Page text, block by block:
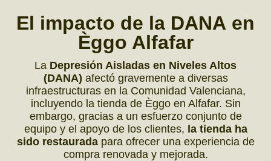
El impacto de la DANA en
Èggo Alfafar
La Depresión Aisladas en Niveles Altos
(DANA) afectó gravemente a diversas
infraestructuras en la Comunidad Valenciana,
incluyendo la tienda de Èggo en Alfafar. Sin
embargo, gracias a un esfuerzo conjunto de
equipo y el apoyo de los clientes, la tienda ha
sido restauradapara ofrecer una experiencia de
compra renovada y mejorada.